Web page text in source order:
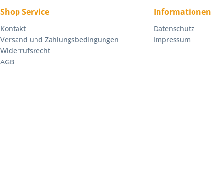
Shop Service
Kontakt
Versand und Zahlungsbedingungen
Widerrufsrecht
AGB
Informationen
Datenschutz
Impressum